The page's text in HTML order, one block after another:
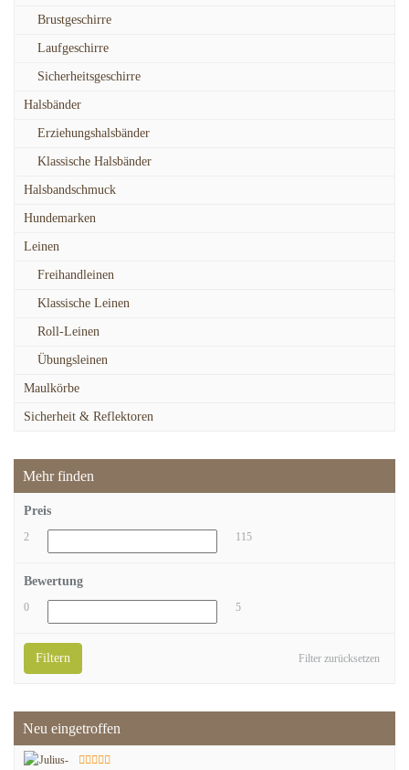
Brustgeschirre
Laufgeschirre
Sicherheitsgeschirre
Halsbänder
Erziehungshalsbänder
Klassische Halsbänder
Halsbandschmuck
Hundemarken
Leinen
Freihandleinen
Klassische Leinen
Roll-Leinen
Übungsleinen
Maulkörbe
Sicherheit & Reflektoren
Mehr finden
Preis
2 115
Bewertung
0 5
Filter zurücksetzen
Filtern
Neu eingetroffen